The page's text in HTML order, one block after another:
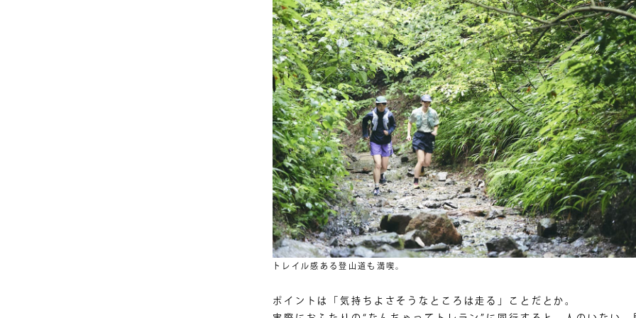
トレイル感ある登山道も満喫。
ポイントは「気持ちよさそうなところは走る」ことだとか。